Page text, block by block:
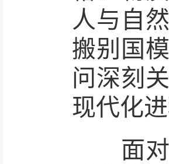
人与自
搬别国
问深刻
现代化
面对